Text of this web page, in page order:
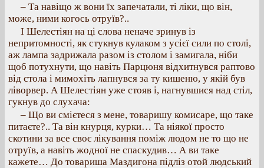
– Та навіщо ж вони їх запечатали, ті ліки, що він,
може, ними когось отруїв?..
І Шелестіян на ці слова неначе зринув із
непритомності, як стукнув кулаком з усієї сили по столі,
аж лампа задрижала разом із столом і замигала, ніби
щоб потухнути, що навіть Парцюня відхитнувся раптово
від стола і мимохіть лапнувся за ту кишеню, у якій був
ліворвер. А Шелестіян уже стояв і, нагнувшися над стіл,
гукнув до слухача:
– Що ви смієтеся з мене, товаришу комисаре, що таке
питаєте?.. Та він кнурця, курки… Та ніякої просто
скотини за все своє лікування поміж людом не то що не
отруїв, а навіть жодної не спаскудив… А ви таке
кажете… До товариша Маздигона підліз отой людський